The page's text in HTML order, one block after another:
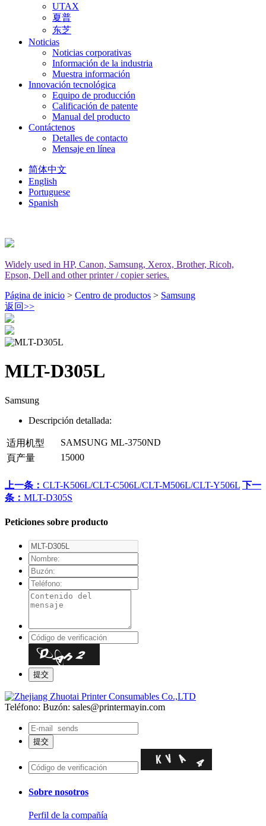
UTAX
夏普
东芝
Noticias
Noticias corporativas
Información de la industria
Muestra información
Innovación tecnológica
Equipo de producción
Calificación de patente
Manual del producto
Contáctenos
Detalles de contacto
Mensaje en línea
简体中文
English
Portuguese
Spanish
Widely used in HP, Canon, Samsung, Xerox, Brother, Ricoh,
Epson, Dell and other printer / copier series.
Página de inicio > Centro de productos > Samsung
返回>>
MLT-D305L
Samsung
Descripción detallada:
适用机型
SAMSUNG ML-3750ND
頁产量
15000
上一条： CLT-K506L/CLT-C506L/CLT-M506L/CLT-Y506L 下一
条： MLT-D305S
Peticiones sobre producto
Teléfono: Buzón: sales@printermayin.com
Sobre nosotros
Perfil de la compañía